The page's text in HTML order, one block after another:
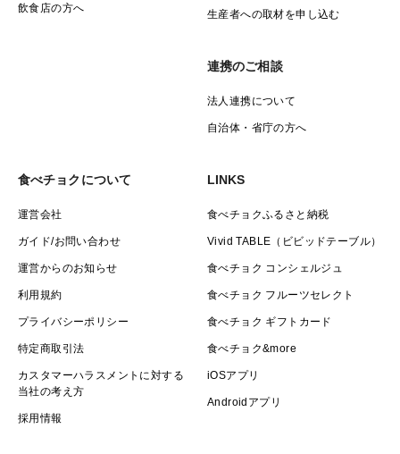
飲食店の方へ 生産者への取材を申し込む
連携のご相談
法人連携について
自治体・省庁の方へ
食べチョクについて
運営会社
ガイド/お問い合わせ
運営からのお知らせ
利用規約
プライバシーポリシー
特定商取引法
カスタマーハラスメントに対する
当社の考え方
採用情報
LINKS
食べチョクふるさと納税
Vivid TABLE（ビビッドテーブル）
食べチョク コンシェルジュ
食べチョク フルーツセレクト
食べチョク ギフトカード
食べチョク&more
iOSアプリ
Androidアプリ